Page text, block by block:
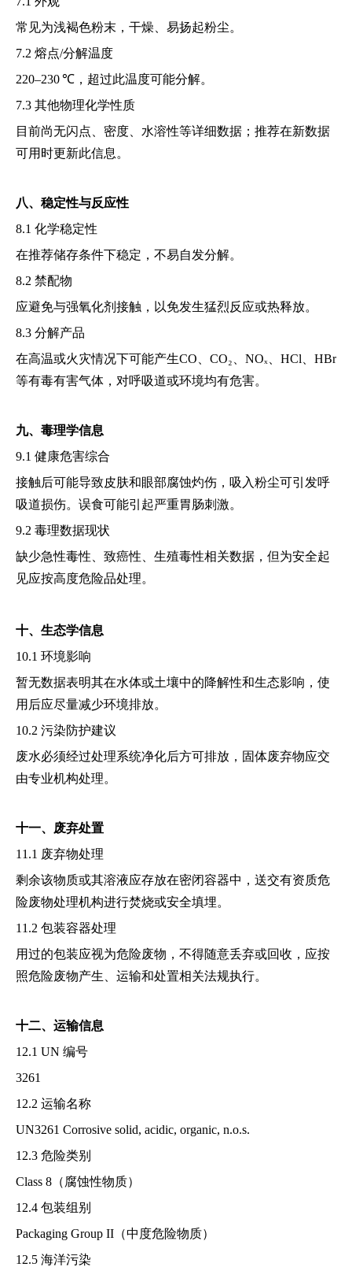
常见为浅褐色粉末，干燥、易扬起粉尘。
7.2 熔点/分解温度
220–230 ℃，超过此温度可能分解。
7.3 其他物理化学性质
目前尚无闪点、密度、水溶性等详细数据；推荐在新数据
可用时更新此信息。
八、稳定性与反应性
8.1 化学稳定性
在推荐储存条件下稳定，不易自发分解。
8.2 禁配物
应避免与强氧化剂接触，以免发生猛烈反应或热释放。
8.3 分解产品
在高温或火灾情况下可能产生CO、CO₂、NOₓ、HCl、HBr
等有毒有害气体，对呼吸道或环境均有危害。
九、毒理学信息
9.1 健康危害综合
接触后可能导致皮肤和眼部腐蚀灼伤，吸入粉尘可引发呼
吸道损伤。误食可能引起严重胃肠刺激。
9.2 毒理数据现状
缺少急性毒性、致癌性、生殖毒性相关数据，但为安全起
见应按高度危险品处理。
十、生态学信息
10.1 环境影响
暂无数据表明其在水体或土壤中的降解性和生态影响，使
用后应尽量减少环境排放。
10.2 污染防护建议
废水必须经过处理系统净化后方可排放，固体废弃物应交
由专业机构处理。
十一、废弃处置
11.1 废弃物处理
剩余该物质或其溶液应存放在密闭容器中，送交有资质危
险废物处理机构进行焚烧或安全填埋。
11.2 包装容器处理
用过的包装应视为危险废物，不得随意丢弃或回收，应按
照危险废物产生、运输和处置相关法规执行。
十二、运输信息
12.1 UN 编号
3261
12.2 运输名称
UN3261 Corrosive solid, acidic, organic, n.o.s.
12.3 危险类别
Class 8（腐蚀性物质）
12.4 包装组别
Packaging Group II（中度危险物质）
12.5 海洋污染